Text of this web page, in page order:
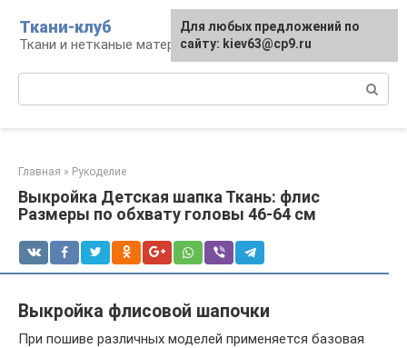
контенту
Ткани-клуб
Ткани и нетканые материалы
Главная » Рукоделие
Выкройка Детская шапка Ткань: флис
Размеры по обхвату головы 46-64 см
Выкройка флисовой шапочки
При пошиве различных моделей применяется базовая
Для любых предложений по
сайту: kiev63@cp9.ru